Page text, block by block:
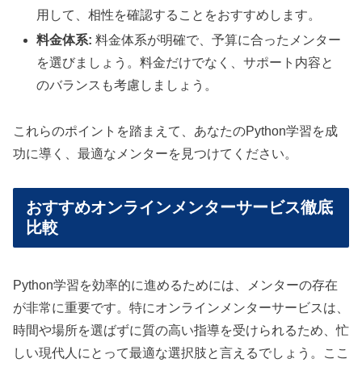
用して、相性を確認することをおすすめします。
料金体系: 料金体系が明確で、予算に合ったメンター
を選びましょう。料金だけでなく、サポート内容と
のバランスも考慮しましょう。
これらのポイントを踏まえて、あなたのPython学習を成
功に導く、最適なメンターを見つけてください。
おすすめオンラインメンターサービス徹底
比較
Python学習を効率的に進めるためには、メンターの存在
が非常に重要です。特にオンラインメンターサービスは、
時間や場所を選ばずに質の高い指導を受けられるため、忙
しい現代人にとって最適な選択肢と言えるでしょう。ここ